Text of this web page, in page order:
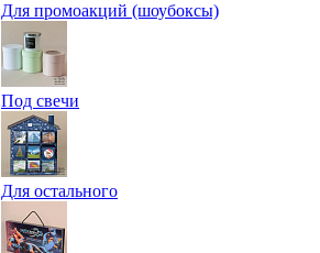
Для промоакций (шоубоксы)
Под свечи
Для остального